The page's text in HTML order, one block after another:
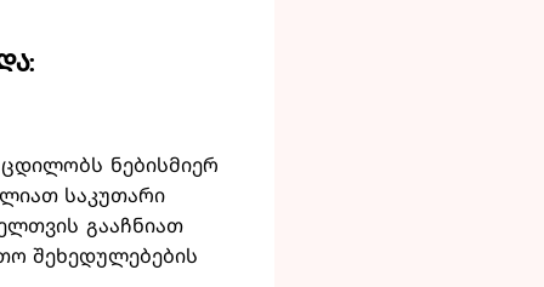
ნებისმიერ
საკუთარი
გააჩნიათ
შეხედულებების